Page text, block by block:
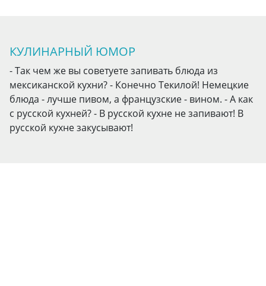
КУЛИНАРНЫЙ ЮМОР
- Так чем же вы советуете запивать блюда из
мексиканской кухни? - Конечно Текилой! Немецкие
блюда - лучше пивом, а французские - вином. - А как
с русской кухней? - В русской кухне не запивают! В
русской кухне закусывают!